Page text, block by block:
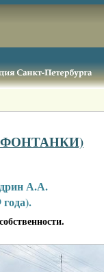
ФОНТАНКИ)
А.А.